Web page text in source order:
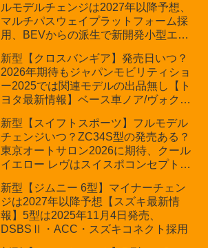
ルモデルチェンジは2027年以降予想、
マルチパスウェイプラットフォーム採
用、BEVからの派生で新開発小型エン
の採用は無しか【トヨタ最新情報】60
周年記念車発売
新型【クロスバンギア】発売日いつ？
2026年期待もジャパンモビリティショ
ー2025では関連モデルの出品無し【ト
ヨタ最新情報】ベース車ノア/ヴォクシ
ほか「コア」と「ツール」、デリカ
D:5対抗のクロスオーバーSUVミニバ
ン
新型【スイフトスポーツ】フルモデル
チェンジいつ？ZC34S型の発売ある？
東京オートサロン2026に期待、クール
イエロー レヴはスイスポコンセプト
プが争点【スズキ最新情報】特別仕様
車「ZC33S Final Edition」終了
新型【ジムニー 6型】マイナーチェン
ジは2027年以降予想【スズキ最新情
報】5型は2025年11月4日発売、
DSBSⅡ・ACC・スズキコネクト採用